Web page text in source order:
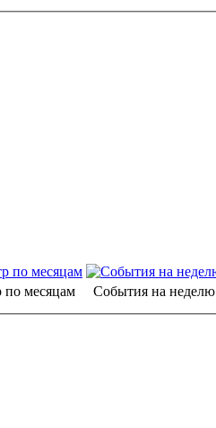
по месяцам События на неделю